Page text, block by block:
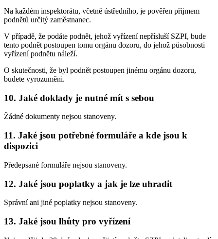
Na každém inspektorátu, včetně ústředního, je pověřen příjmem
podnětů určitý zaměstnanec.
V případě, že podáte podnět, jehož vyřízení nepřísluší SZPI, bude
tento podnět postoupen tomu orgánu dozoru, do jehož působnosti
vyřízení podnětu náleží.
O skutečnosti, že byl podnět postoupen jinému orgánu dozoru,
budete vyrozuměni.
10. Jaké doklady je nutné mít s sebou
Žádné dokumenty nejsou stanoveny.
11. Jaké jsou potřebné formuláře a kde jsou k
dispozici
Předepsané formuláře nejsou stanoveny.
12. Jaké jsou poplatky a jak je lze uhradit
Správní ani jiné poplatky nejsou stanoveny.
13. Jaké jsou lhůty pro vyřízení